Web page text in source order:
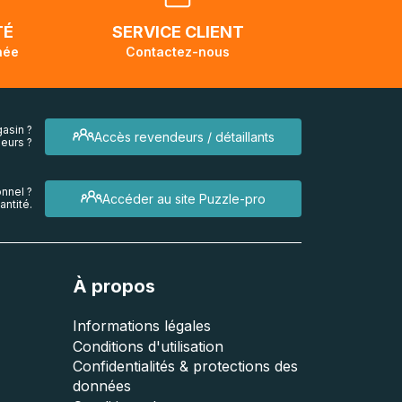
SERVICE CLIENT
Contactez-nous
Accès revendeurs / détaillants
?
?
Accéder au site Puzzle-pro
?
À propos
Informations légales
Conditions d'utilisation
Confidentialités & protections des
données